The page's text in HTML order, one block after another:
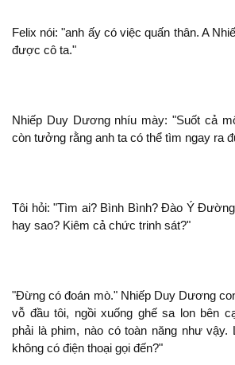
Felix : " ấy có việc quấn thân. A
được
ta."
Nhiếp Duy Dương nhíu mày: "Suốt cả
còn tưởng rằng
ta có thể tìm ngay ra
Tôi hỏi: "Tìm ai? Bình Bình? Đào Ý Đường
hay sao? Kiêm cả chức trinh sát?"
"Đừng có đoán mò." Nhiếp Duy Dương
vỗ đầu tôi, ngồi xuống ghế sa lon bên
phải là phim, nào có toàn năng như vậy.
có điện thoại gọi đến?"